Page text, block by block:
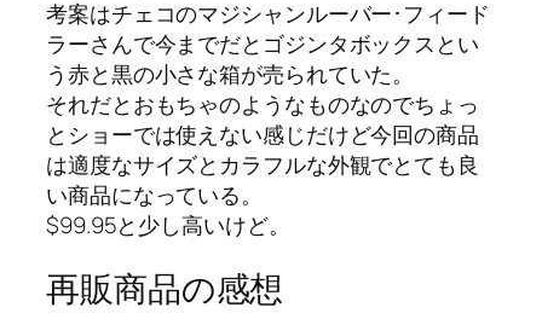
考案はチェコのマジシャンルーバー･フィード
ラーさんで今までだとゴジンタボックスとい
う赤と黒の小さな箱が売られていた。
それだとおもちゃのようなものなのでちょっ
とショーでは使えない感じだけど今回の商品
は適度なサイズとカラフルな外観でとても良
い商品になっている。
$99.95と少し高いけど。
再販商品の感想